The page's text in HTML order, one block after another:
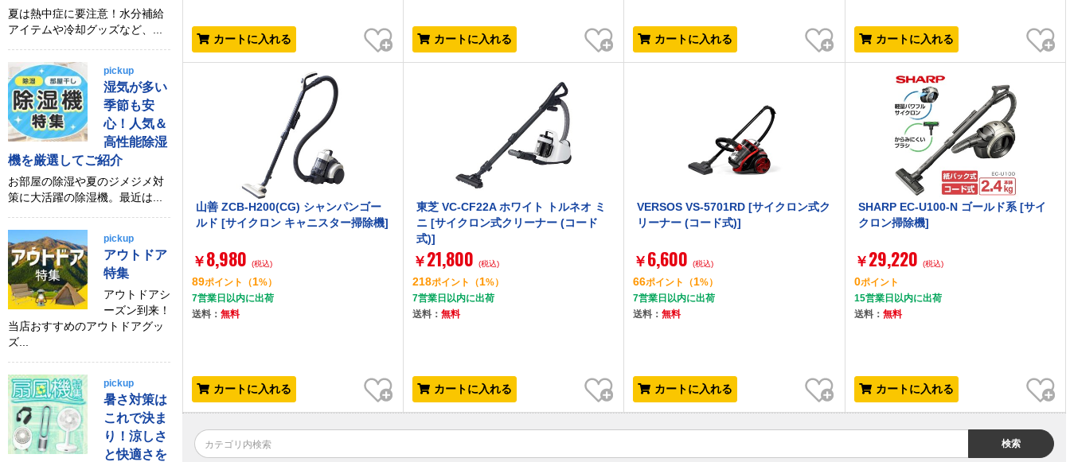
カートに入れる
お気に入り
カートに入れる
お気に入り
カートに入れる
お気に入り
カートに入れる
お気に入り
山善 ZCB-H200(CG) シャンパンゴー
ルド [サイクロン キャニスター掃除機]
￥ 8,980 (税込)
89ポイント （1%）
7営業日以内に出荷
送料：無料
カートに入れる
お気に入り
東芝 VC-CF22A ホワイト トルネオ ミ
ニ [サイクロン式クリーナー (コード
式)]
￥ 21,800 (税込)
218ポイント （1%）
7営業日以内に出荷
送料： 無料
カートに入れる
お気に入り
VERSOS VS-5701RD [サイクロン式ク
リーナー (コード式)]
￥ 6,600 (税込)
66ポイント （1%）
7営業日以内に出荷
送料：無料
カートに入れる
お気に入り
SHARP EC-U100-N ゴールド系 [サイ
クロン掃除機]
￥ 29,220 (税込)
0ポイント
15営業日以内に出荷
送料： 無料
カートに入れる
お気に入り
検索
夏は熱中症に要注意！水分補給
アイテムや冷却グッズなど、...
pickup
湿気が多い
季節も安
心！人気＆
高性能除湿
機を厳選してご紹介
お部屋の除湿や夏のジメジメ対
策に大活躍の除湿機。最近は...
pickup
アウトドア
特集
アウトドアシ
ーズン到来！
当店おすすめのアウトドアグッ
ズ...
pickup
暑さ対策は
これで決ま
り！涼しさ
と快適さを